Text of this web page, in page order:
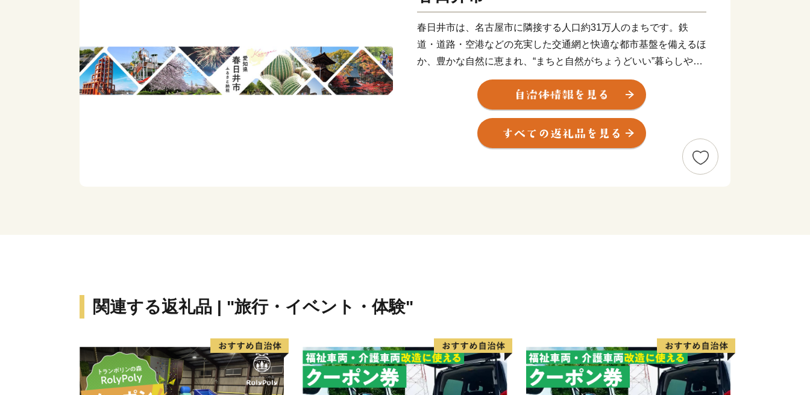
春日井市は、名古屋市に隣接する人口約31万人のまちです。鉄
道・道路・空港などの充実した交通網と快適な都市基盤を備えるほ
か、豊かな自然に恵まれ、“まちと自然がちょうどいい”暮らしやす
さらに「子はかすがい、子育ては春日井」を推進し、“子育て支援
のさらなる充実”に取り組んでいます。
＊サボテンのまち＊
春日井市のサボテンの歴史は、昭和28年頃の桃山地区、「緋牡
になりました。
関連する返礼品 | "旅行・イベント・体験"